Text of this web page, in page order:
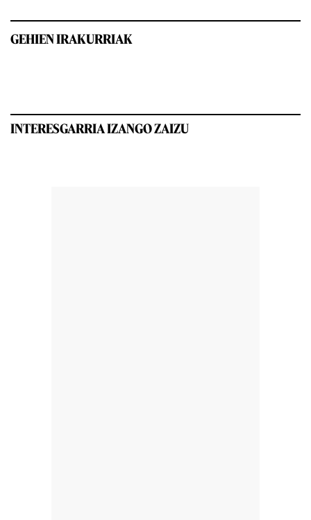
GEHIEN IRAKURRIAK
INTERESGARRIA IZANGO ZAIZU